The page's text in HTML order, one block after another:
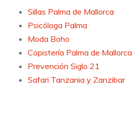
Sillas Palma de Mallorca
Psicóloga Palma
Moda Boho
Copistería Palma de Mallorca
Prevención Siglo 21
Safari Tanzania y Zanzibar